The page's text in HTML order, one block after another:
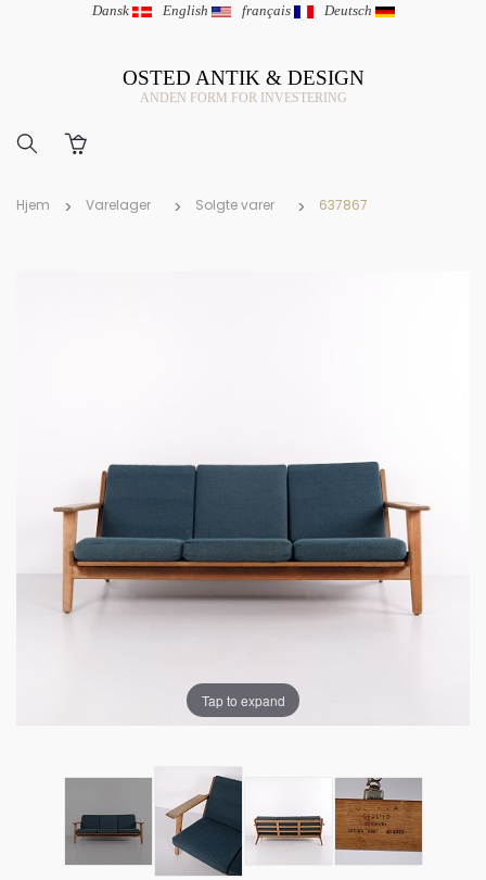
Dansk | English | français | Deutsch
OSTED ANTIK & DESIGN
ANDEN FORM FOR INVESTERING
Hjem Varelager Solgte varer 637867
Tap to expand